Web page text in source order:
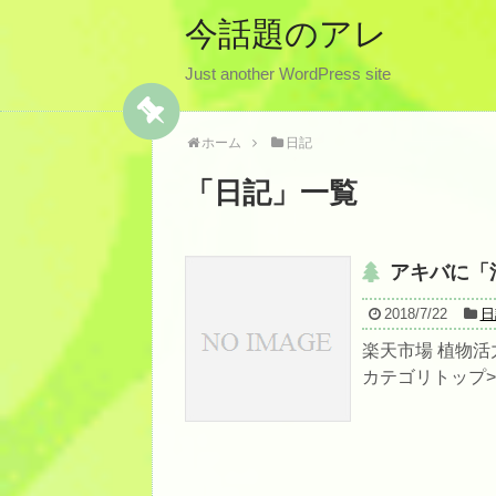
今話題のアレ
Just another WordPress site
ホーム 日記
「 日記」 一覧
アキバに「
2018/7/22
楽天市場 植物
カテゴリトップ